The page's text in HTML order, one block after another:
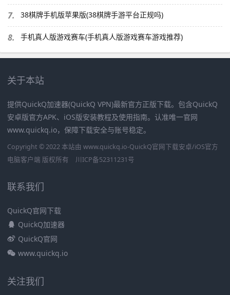
7. 38棋牌手机版苹果版(38棋牌手游平台正规吗)
8. 手机真人版游戏赛车(手机真人版游戏赛车游戏推荐)
关于本站
提供QuickQ加速器(QuickQ VPN)最新官方正版下载。包含QuickQ
安卓版官方APK、iOS版安装教程及使用指南。认准唯一官网
www.quickq.io，保障下载安全与账号稳定。
Copyright © 2022 本站由 www.quickq.io-QuickQ官网下载安卓/iOS官方
电脑客户端 版权所有
川ICP备52311231号
联系我们
QuickQ官网下载
QuickQ加速器
QuickQ官网
www.quickq.io
关注我们